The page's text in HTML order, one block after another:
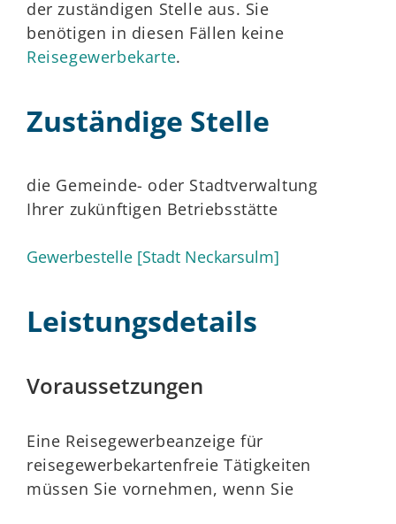
der zuständigen Stelle aus. Sie
benötigen in diesen Fällen keine
Reisegewerbekarte.
Zuständige Stelle
die Gemeinde- oder Stadtverwaltung
Ihrer zukünftigen Betriebsstätte
Gewerbestelle [Stadt Neckarsulm]
Leistungsdetails
Voraussetzungen
Eine Reisegewerbeanzeige für
reisegewerbekartenfreie Tätigkeiten
müssen Sie vornehmen, wenn Sie